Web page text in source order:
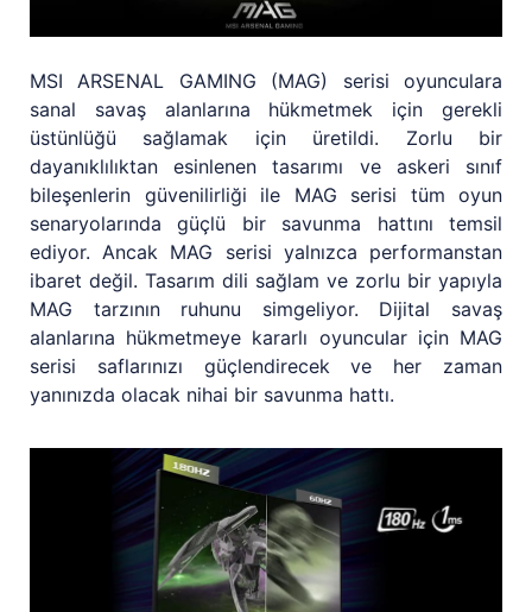
MSI ARSENAL GAMING (MAG) serisi oyunculara
sanal savaş alanlarına hükmetmek için gerekli
üstünlüğü sağlamak için üretildi. Zorlu bir
dayanıklılıktan esinlenen tasarımı ve askeri sınıf
bileşenlerin güvenilirliği ile MAG serisi tüm oyun
senaryolarında güçlü bir savunma hattını temsil
ediyor. Ancak MAG serisi yalnızca performanstan
ibaret değil. Tasarım dili sağlam ve zorlu bir yapıyla
MAG tarzının ruhunu simgeliyor. Dijital savaş
alanlarına hükmetmeye kararlı oyuncular için MAG
serisi saflarınızı güçlendirecek ve her zaman
yanınızda olacak nihai bir savunma hattı.